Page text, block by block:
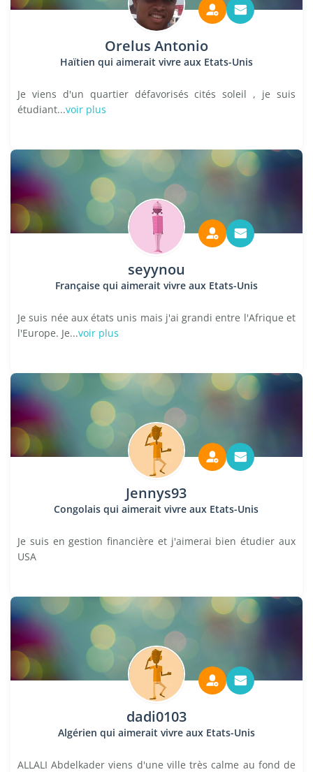
Orelus Antonio
Haïtien qui aimerait vivre aux Etats-Unis
Je viens d'un quartier défavorisés cités soleil , je suis
étudiant...voir plus
seyynou
Française qui aimerait vivre aux Etats-Unis
Je suis née aux états unis mais j'ai grandi entre l'Afrique et
l'Europe. Je...voir plus
Jennys93
Congolais qui aimerait vivre aux Etats-Unis
Je suis en gestion financière et j'aimerai bien étudier aux
USA
dadi0103
Algérien qui aimerait vivre aux Etats-Unis
ALLALI Abdelkader viens d'une ville très calme au fond de